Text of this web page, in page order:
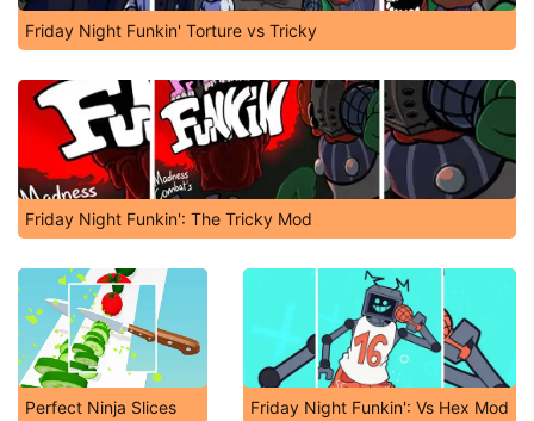
Friday Night Funkin' Torture vs Tricky
Friday Night Funkin': The Tricky Mod
Perfect Ninja Slices Friday Night Funkin': Vs Hex Mod